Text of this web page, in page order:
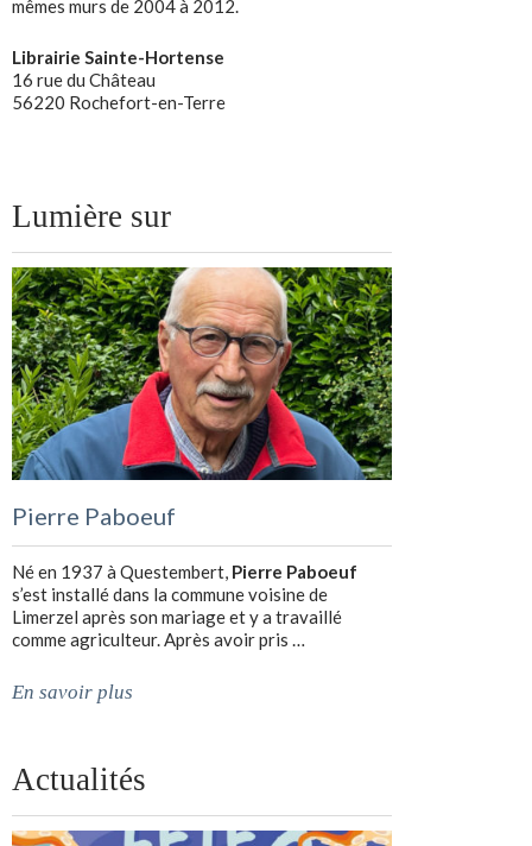
mêmes murs de 2004 à 2012.
Librairie Sainte-Hortense
16 rue du Château
56220 Rochefort-en-Terre
Lumière sur
Pierre Paboeuf
Né en 1937 à Questembert, Pierre Paboeuf
s’est installé dans la commune voisine de
Limerzel après son mariage et y a travaillé
comme agriculteur. Après avoir pris …
En savoir plus
Actualités